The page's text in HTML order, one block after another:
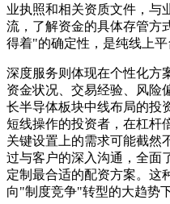
业执照和相关资质文件，与
流，了解资金的具体存管方
得着"的确定性，是纯线上平
深度服务则体现在个性化方
资金状况、交易经验、风险
长半导体板块中线布局的投
短线操作的投资者，在杠杆
关键设置上的需求可能截然
过与客户的深入沟通，全面
定制最合适的配资方案。这
向"制度竞争"转型的大趋势